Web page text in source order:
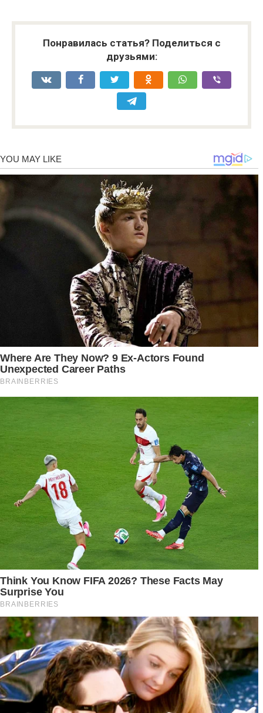
Понравилась статья? Поделиться с
друзьями: